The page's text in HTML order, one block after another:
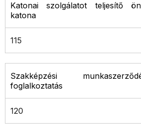
Katonai szolgálatot teljesítő
katona
115
Szakképzési
foglalkoztatás
120